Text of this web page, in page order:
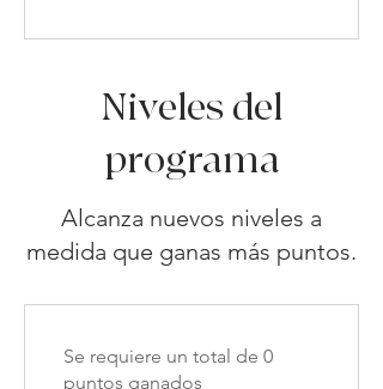
Niveles del
programa
Alcanza nuevos niveles a
medida que ganas más puntos.
Se requiere un total de 0
puntos ganados